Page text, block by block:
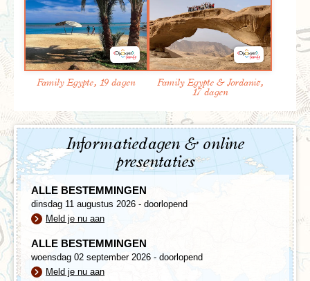
Family Egypte, 19 dagen
Family Egypte & Jordanië,
17 dagen
Informatiedagen & online
presentaties
ALLE BESTEMMINGEN
dinsdag 11 augustus 2026 - doorlopend
Meld je nu aan
ALLE BESTEMMINGEN
woensdag 02 september 2026 - doorlopend
Meld je nu aan